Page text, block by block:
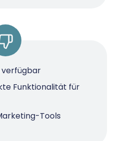
verfügbar
Funktionalität für
Tools